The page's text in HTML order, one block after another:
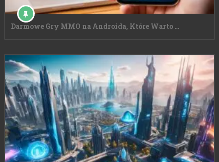
Darmowe Gry MMO na Androida, Które Warto …